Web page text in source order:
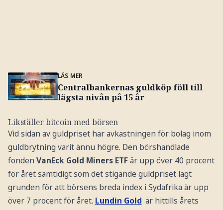
LÄS MER
Centralbankernas guldköp föll till
lägsta nivån på 15 år
Likställer bitcoin med börsen
Vid sidan av guldpriset har avkastningen för bolag inom
guldbrytning varit ännu högre. Den börshandlade
fonden VanEck Gold Miners ETFär upp över 40 procent
för året samtidigt som det stigande guldpriset lagt
grunden för att börsens breda index i Sydafrika är upp
över 7 procent för året. Lundin Gold är hittills årets